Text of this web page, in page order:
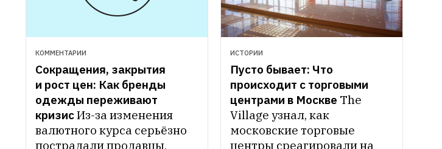
КОММЕНТАРИИ
Сокращения, закрытия
и рост цен: Как бренды
одежды переживают
кризисИз-за изменения
валютного курса серьёзно
пострадали продавцы,
ИСТОРИИ
Пусто бывает: Что
происходит с торговыми
центрами в Москве The
Village узнал, как
московские торговые
центры среагировали на